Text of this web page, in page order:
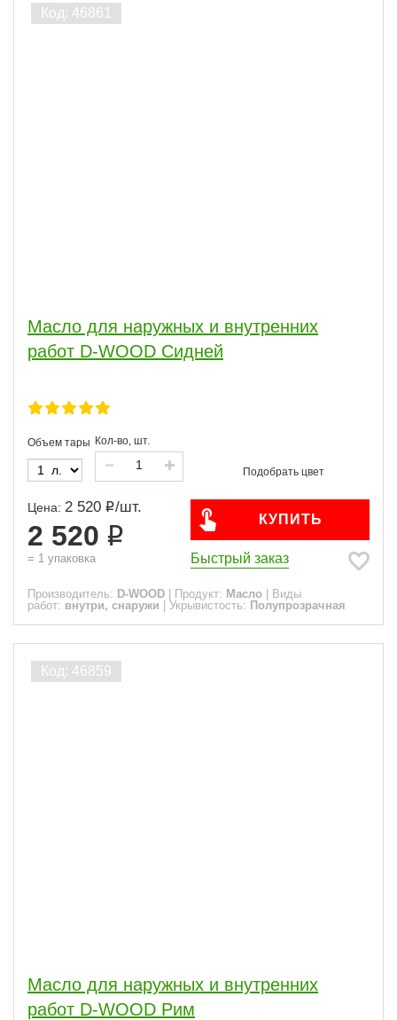
Масло для наружных и внутренних
работ D-WOOD Сидней
Объем тары Кол-во, шт.
Цена: 2 520 /шт.
2 520
= 1 упаковка
КУПИТЬ
Быстрый заказ
Производитель: D-WOOD Продукт: Масло
Виды
работ: внутри, снаружи Укрывистость: Полупрозрачная
Масло для наружных и внутренних
работ D-WOOD Рим